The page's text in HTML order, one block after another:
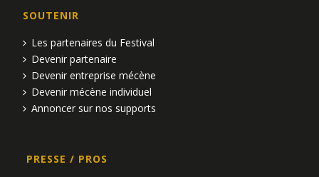
SOUTENIR
Les partenaires du Festival
Devenir partenaire
Devenir entreprise mécène
Devenir mécène individuel
Annoncer sur nos supports
PRESSE / PROS